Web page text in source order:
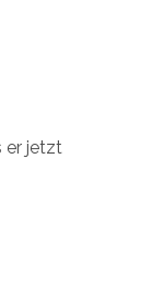
er jetzt